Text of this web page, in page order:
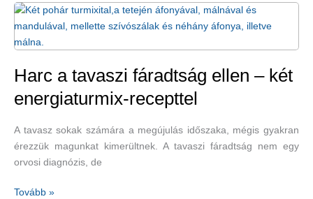
brokkoli
mellett
Harc a tavaszi fáradtság ellen – két
energiaturmix-recepttel
A tavasz sokak számára a megújulás időszaka, mégis gyakran
érezzük magunkat kimerültnek. A tavaszi fáradtság nem egy
orvosi diagnózis, de
Harc
Tovább »